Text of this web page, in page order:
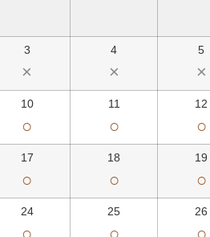
3
×
4
×
5
×
10
○
11
○
12
○
17
○
18
○
19
○
24 25 26